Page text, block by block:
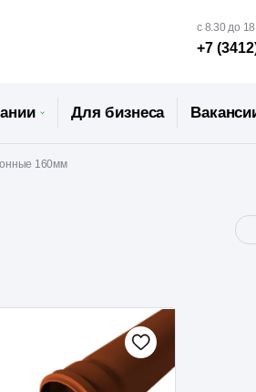
с 8.30 до
+7
Для бизнеса
160мм